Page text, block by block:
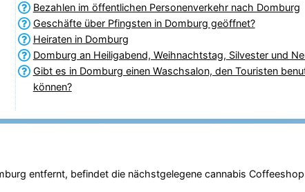
Bezahlen im öffentlichen Personenverkehr nach Domburg
Geschäfte über Pfingsten in Domburg geöffnet?
Heiraten in Domburg
Domburg an Heiligabend, Weihnachtstag, Silvester und
Gibt es in Domburg einen Waschsalon, den Touristen
können?
entfernt, befindet die nächstgelegene cannabis